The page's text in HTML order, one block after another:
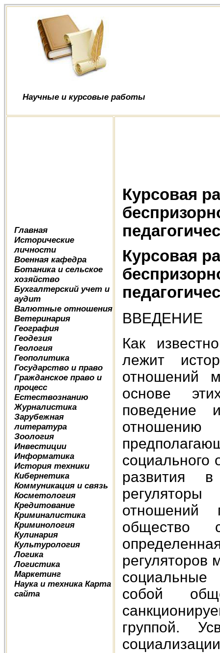
Научные и курсовые работы
Главная
Исторические
личности
Военная кафедра
Ботаника и сельское
хозяйство
Бухгалтерский учет и
аудит
Валютные отношения
Ветеринария
География
Геодезия
Геология
Геополитика
Государство и право
Гражданское право и
процесс
Естествознанию
Журналистика
Зарубежная
литература
Зоология
Инвестиции
Информатика
История техники
Кибернетика
Коммуникация и связь
Косметология
Кредитование
Криминалистика
Криминология
Кулинария
Культурология
Логика
Логистика
Маркетинг
Наука и техника Карта
сайта
Курсовая
Курсовая
ВВЕДЕНИЕ
Как
лежит
отношений
основе
поведение
социального
развития
отношений
общество
регуляторов
собой
группой.